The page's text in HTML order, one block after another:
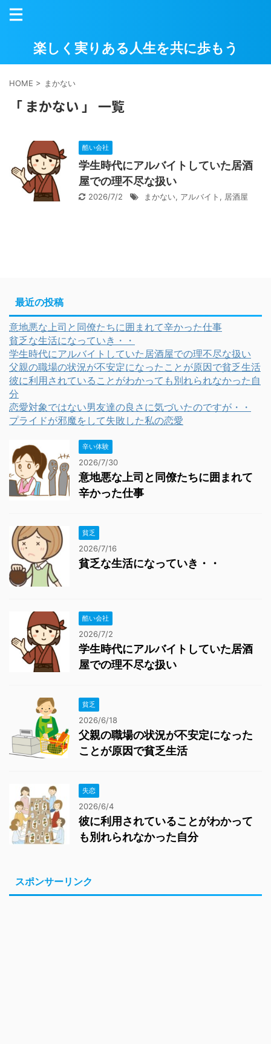
楽しく実りある人生を共に歩もう
HOME > まかない
「 まかない 」 一覧
酷い会社
学生時代にアルバイトしていた居酒
屋での理不尽な扱い
2026/7/2 まかない, アルバイト , 居酒屋
最近の投稿
意地悪な上司と同僚たちに囲まれて辛かった仕事
貧乏な生活になっていき・・
学生時代にアルバイトしていた居酒屋での理不尽な扱い
父親の職場の状況が不安定になったことが原因で貧乏生活
彼に利用されていることがわかっても別れられなかった自
分
恋愛対象ではない男友達の良さに気づいたのですが・・
プライドが邪魔をして失敗した私の恋愛
辛い体験
2026/7/30
意地悪な上司と同僚たちに囲まれて
辛かった仕事
貧乏
2026/7/16
貧乏な生活になっていき・・
酷い会社
2026/7/2
学生時代にアルバイトしていた居酒
屋での理不尽な扱い
貧乏
2026/6/18
父親の職場の状況が不安定になった
ことが原因で貧乏生活
失恋
2026/6/4
彼に利用されていることがわかって
も別れられなかった自分
スポンサーリンク